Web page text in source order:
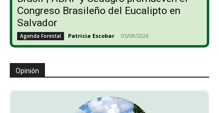
Congreso Brasileño del Eucalipto en
Salvador
Agenda Forestal Patricia Escobar - 05/08/2026
Opinión